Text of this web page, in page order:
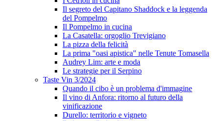
Il segreto del Capitano Shaddock e la leggenda
del Pompelmo
Il Pompelmo in cucina
La Casatella: orgoglio Trevigiano
La pizza della felicità
La prima "oasi apistica" nelle Tenute Tomasella
Audrey Lim: arte e moda
Le strategie per il Serpino
Taste Vin 3/2024
Quando il cibo è un problema d'immagine
Il vino di Anfora: ritorno al futuro della
vinificazione
Durello: territorio e vigneto